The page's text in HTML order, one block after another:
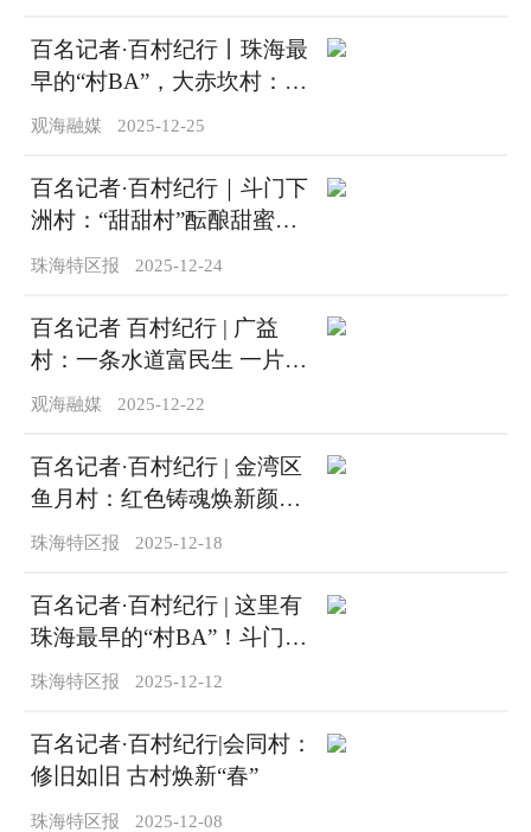
百名记者·百村纪行丨珠海最
早的“村BA”，大赤坎村：以
特色文体铸村魂凝民心
观海融媒 2025-12-25
百名记者·百村纪行｜斗门下
洲村：“甜甜村”酝酿甜蜜事
业
珠海特区报 2025-12-24
百名记者 百村纪行 | 广益
村：一条水道富民生 一片农
房藏幸福
观海融媒 2025-12-22
百名记者·百村纪行 | 金湾区
鱼月村：红色铸魂焕新颜，
产业筑基促振兴
珠海特区报 2025-12-18
百名记者·百村纪行 | 这里有
珠海最早的“村BA”！斗门大
赤坎村以文体活动凝聚民心
珠海特区报 2025-12-12
百名记者·百村纪行|会同村：
修旧如旧 古村焕新“春”
珠海特区报 2025-12-08